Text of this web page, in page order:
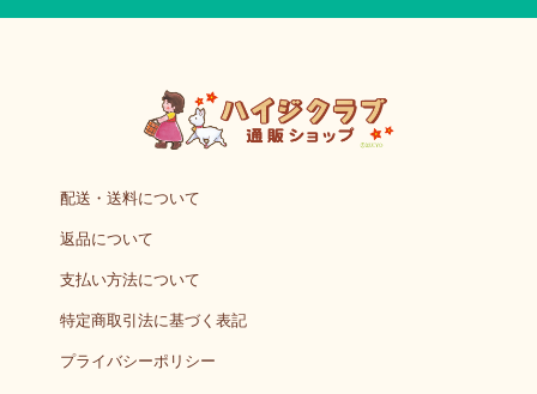
配送・送料について
返品について
支払い方法について
特定商取引法に基づく表記
プライバシーポリシー